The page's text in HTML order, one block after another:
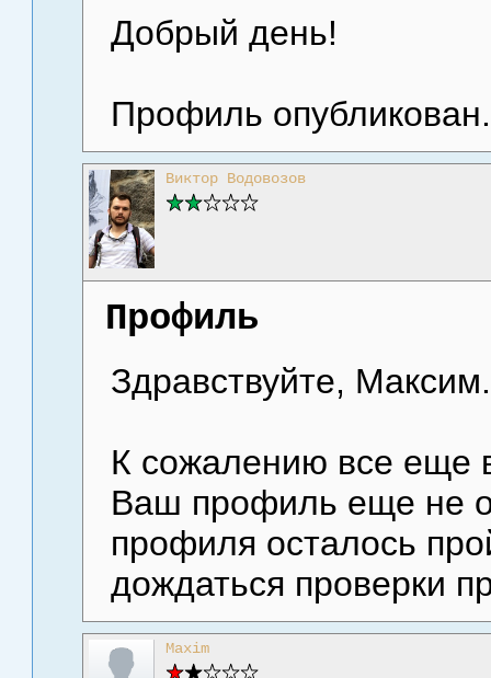
Добрый день!
Профиль опубликован.
Виктор Водовозов
Профиль
Здравствуйте, Максим.
К сожалению все еще
Ваш профиль еще не
профиля осталось
дождаться проверки
Maxim